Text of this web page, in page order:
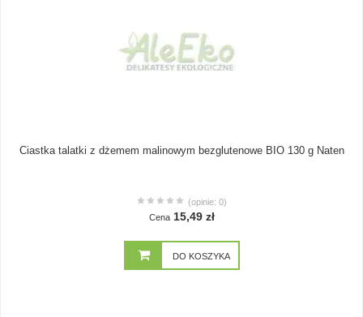
Ciastka talatki z dżemem malinowym bezglutenowe BIO 130 g Naten
(opinie: 0)
Cena 15,49 zł
DO KOSZYKA